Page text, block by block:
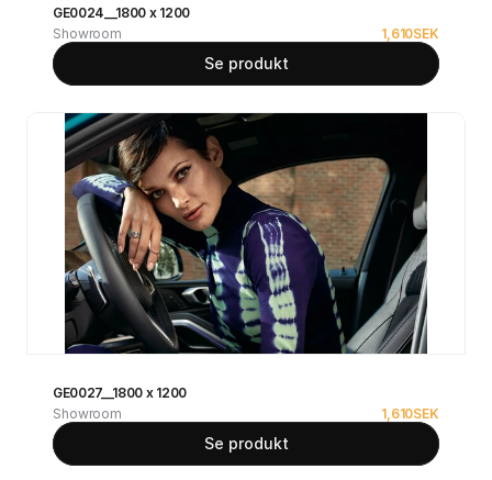
GE0024__1800 x 1200
Showroom
1,610SEK
Se produkt
GE0027__1800 x 1200
Showroom
1,610SEK
Se produkt